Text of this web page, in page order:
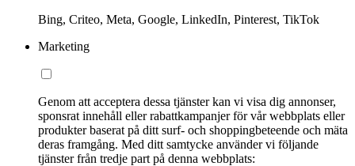
Bing, Criteo, Meta, Google, LinkedIn, Pinterest, TikTok
Marketing
Genom att acceptera dessa tjänster kan vi visa dig annonser,
sponsrat innehåll eller rabattkampanjer för vår webbplats eller
produkter baserat på ditt surf- och shoppingbeteende och mäta
deras framgång. Med ditt samtycke använder vi följande
tjänster från tredje part på denna webbplats: